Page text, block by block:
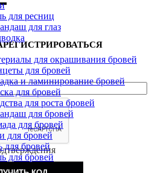
для ресниц
для глаз
для окрашивания бровей
для бровей
и ламинирование бровей
для бровей
для роста бровей
для бровей
для бровей
для бровей
для бровей
для бровей